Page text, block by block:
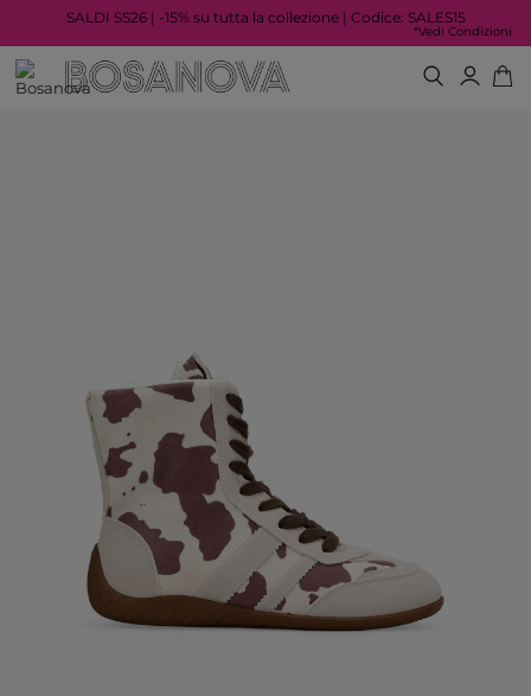
SALDI SS26 | -15% su tutta la collezione | Codice: SALES15
*Vedi Condizioni